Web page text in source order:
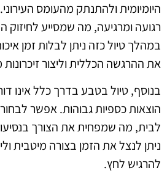
היומיומית ולהתנתק מהעומס
רגועה ומרגיעה, מה שמסייע
במהלך טיול כזה ניתן לבלות זמן
את ההרגשה הכללית וליצור
בנוסף, טיול בטבע בדרך כלל אינו
הוצאות כספיות גבוהות. אפשר
לבית, מה שמפחית את הצורך
ניתן לנצל את הזמן בצורה מיטבית
להרגיש לחץ.